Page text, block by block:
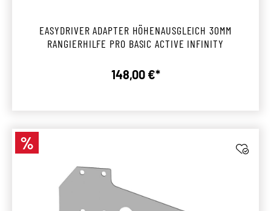
EASYDRIVER ADAPTER HÖHENAUSGLEICH 30MM
RANGIERHILFE PRO BASIC ACTIVE INFINITY
Regulärer Preis:
148,00 €*
Rabatt
%